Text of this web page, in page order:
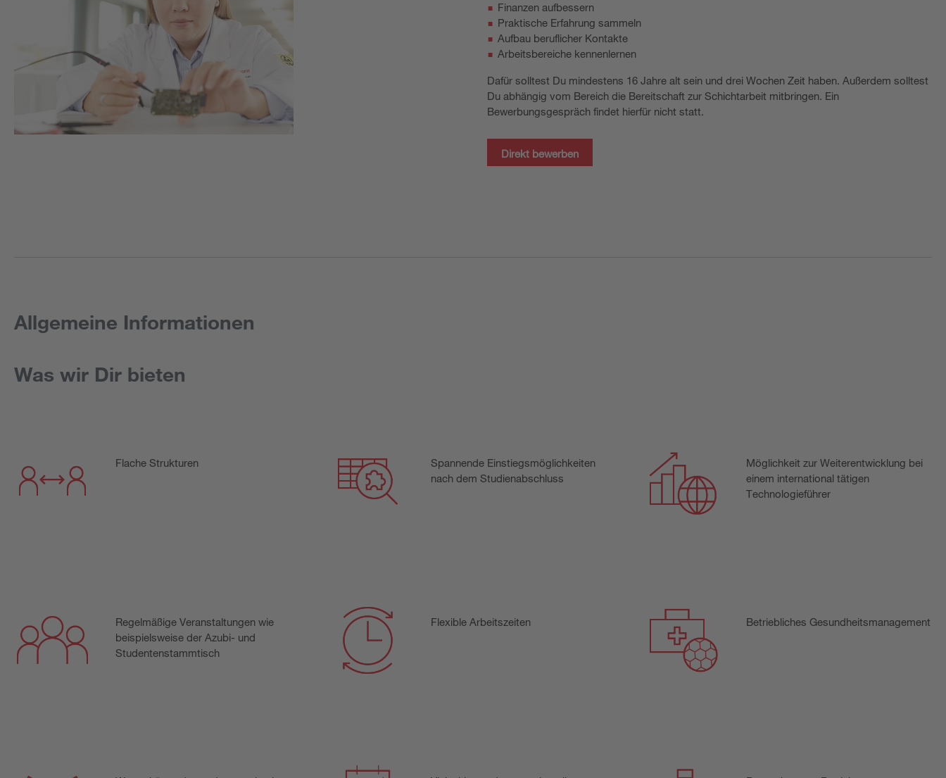
Finanzen aufbessern
Praktische Erfahrung sammeln
Aufbau beruflicher Kontakte
Arbeitsbereiche kennenlernen
Dafür solltest Du mindestens 16 Jahre alt sein und drei Wochen Zeit haben. Außerdem solltest
Du abhängig vom Bereich die Bereitschaft zur Schichtarbeit mitbringen. Ein
Bewerbungsgespräch findet hierfür nicht statt.
Direkt bewerben
Allgemeine Informationen
Was wir Dir bieten
Flache Strukturen
Spannende Einstiegsmöglichkeiten
nach dem Studienabschluss
Möglichkeit zur Weiterentwicklung bei
einem international tätigen
Technologieführer
Regelmäßige Veranstaltungen wie
beispielsweise der Azubi- und
Studentenstammtisch
Flexible Arbeitszeiten Betriebliches Gesundheitsmanagement